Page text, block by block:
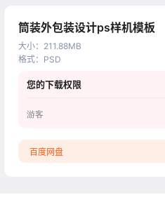
筒装外包装设计ps样机模板
大小： 211.88MB
格式： PSD
您的下载权限
游客
百度网盘